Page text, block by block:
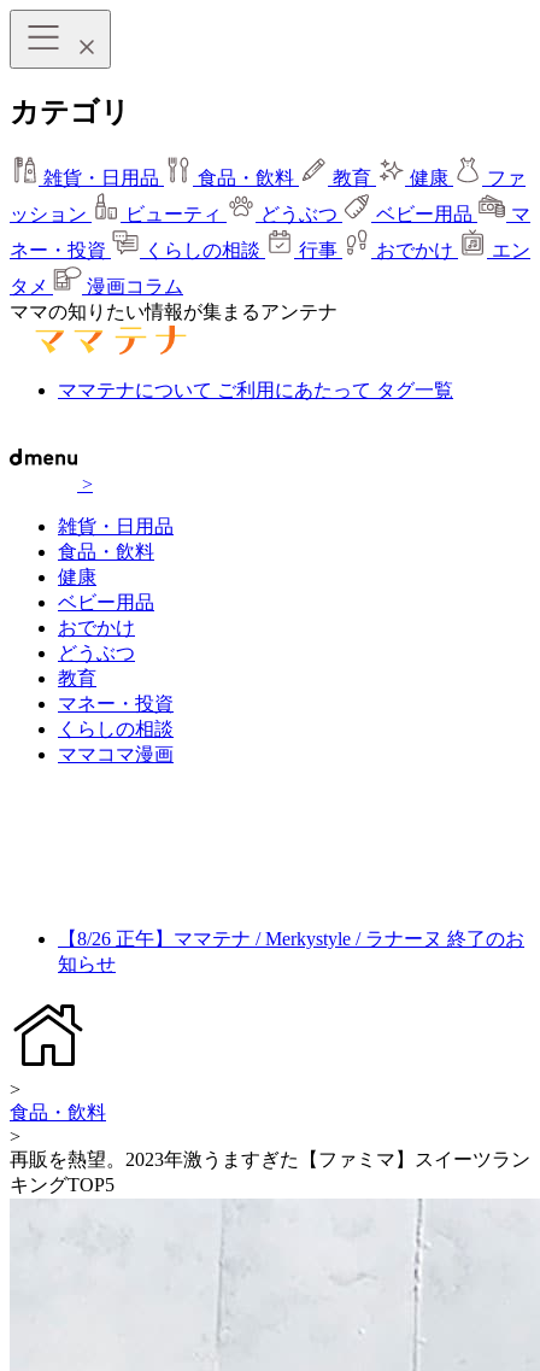
カテゴリ
雑貨・日用品 食品・飲料 教育 健康
ファ
ッション
ビューティ どうぶつ ベビー用品
マ
ネー・投資
くらしの相談 行事 おでかけ
エン
タメ
漫画コラム
ママの知りたい情報が集まるアンテナ
ママテナについて ご利用にあたって タグ一覧
>
雑貨・日用品
食品・飲料
健康
ベビー用品
おでかけ
どうぶつ
教育
マネー・投資
くらしの相談
ママコマ漫画
【8/26 正午】ママテナ / Merkystyle / ラナーヌ 終了のお
知らせ
>
食品・飲料
>
再販を熱望。2023年激うますぎた【ファミマ】スイーツラン
キングTOP5